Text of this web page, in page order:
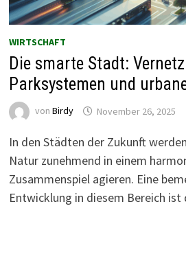
WIRTSCHAFT
Die smarte Stadt:
Parksystemen und
von Birdy November 26, 2025
In den Städten der Zukunft
Natur zunehmend in einem
Zusammenspiel agieren. Eine
Entwicklung in diesem Bereich